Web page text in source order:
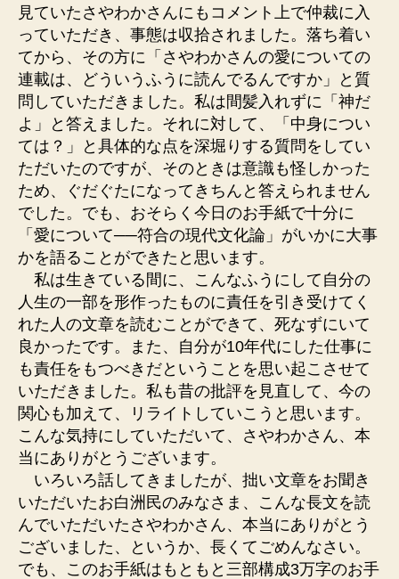
見ていたさやわかさんにもコメント上で仲裁に入
っていただき、事態は収拾されました。落ち着い
てから、その方に「さやわかさんの愛についての
連載は、どういうふうに読んでるんですか」と質
問していただきました。私は間髪入れずに「神だ
よ」と答えました。それに対して、「中身につい
ては？」と具体的な点を深堀りする質問をしてい
ただいたのですが、そのときは意識も怪しかった
ため、ぐだぐたになってきちんと答えられません
でした。でも、おそらく今日のお手紙で十分に
「愛について──符合の現代文化論」がいかに大事
かを語ることができたと思います。
私は生きている間に、こんなふうにして自分の
人生の一部を形作ったものに責任を引き受けてく
れた人の文章を読むことができて、死なずにいて
良かったです。また、自分が10年代にした仕事に
も責任をもつべきだということを思い起こさせて
いただきました。私も昔の批評を見直して、今の
関心も加えて、リライトしていこうと思います。
こんな気持にしていただいて、さやわかさん、本
当にありがとうございます。
いろいろ話してきましたが、拙い文章をお聞き
いただいたお白洲民のみなさま、こんな長文を読
んでいただいたさやわかさん、本当にありがとう
ございました、というか、長くてごめんなさい。
でも、このお手紙はもともと三部構成3万字のお手